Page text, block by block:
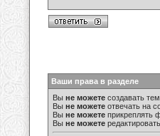
Ваши права в разделе
Вы не можете создавать
Вы не можете отвечать на
Вы не можете прикреплять
Вы не можете